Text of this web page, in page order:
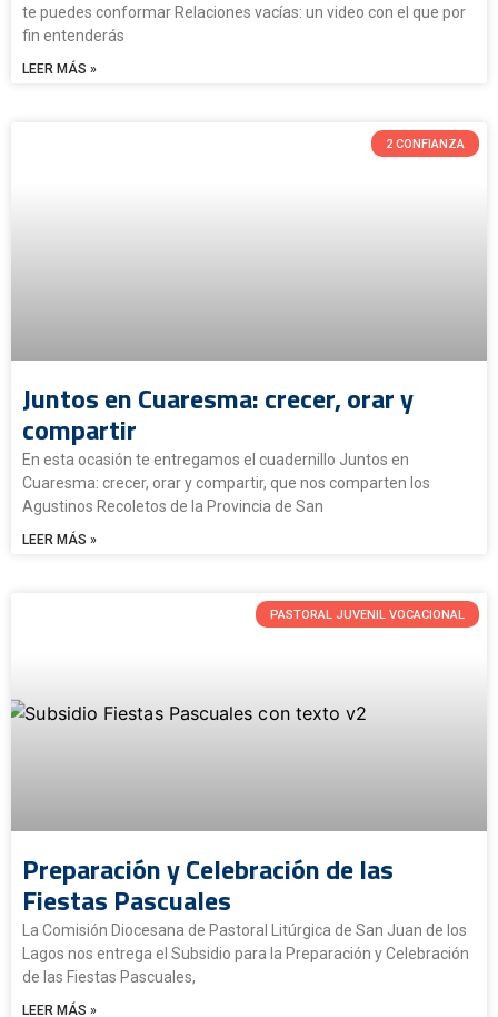
te puedes conformar Relaciones vacías: un video con el que por
fin entenderás
LEER MÁS »
2 CONFIANZA
Juntos en Cuaresma: crecer, orar y
compartir
En esta ocasión te entregamos el cuadernillo Juntos en
Cuaresma: crecer, orar y compartir, que nos comparten los
Agustinos Recoletos de la Provincia de San
LEER MÁS »
PASTORAL JUVENIL VOCACIONAL
Preparación y Celebración de las
Fiestas Pascuales
La Comisión Diocesana de Pastoral Litúrgica de San Juan de los
Lagos nos entrega el Subsidio para la Preparación y Celebración
de las Fiestas Pascuales,
LEER MÁS »